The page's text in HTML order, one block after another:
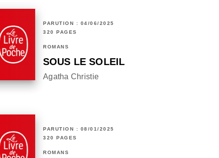
PARUTION : 04/06/2025
320 PAGES
ROMANS
SOUS LE SOLEIL
Agatha Christie
PARUTION : 08/01/2025
320 PAGES
ROMANS